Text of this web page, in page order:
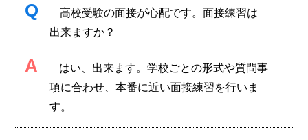
Q
高校受験の面接が心配です。面接練習は
出来ますか？
A
はい、出来ます。学校ごとの形式や質問事
項に合わせ、本番に近い面接練習を行いま
す。